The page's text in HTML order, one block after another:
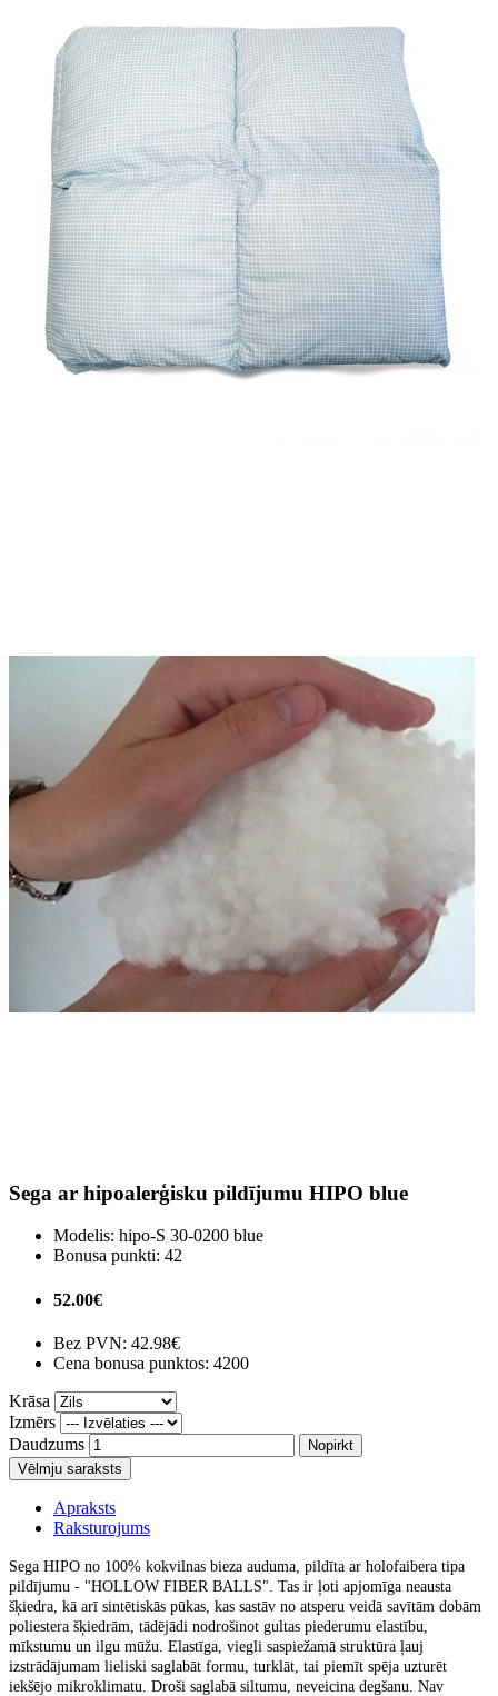
Sega ar hipoalerģisku pildījumu HIPO blue
Modelis: hipo-S 30-0200 blue
Bonusa punkti: 42
52.00€
Bez PVN: 42.98€
Cena bonusa punktos: 4200
Krāsa
Izmērs
Daudzums
Nopirkt
Vēlmju saraksts
Apraksts
Raksturojums
Sega HIPO no 100% kokvilnas bieza auduma, pildīta ar holofaibera tipa
pildījumu - "HOLLOW FIBER BALLS". Tas ir ļoti apjomīga neausta
šķiedra, kā arī sintētiskās pūkas, kas sastāv no atsperu veidā savītām dobām
poliestera šķiedrām, tādējādi nodrošinot gultas piederumu elastību,
mīkstumu un ilgu mūžu. Elastīga, viegli saspiežamā struktūra ļauj
izstrādājumam lieliski saglabāt formu, turklāt, tai piemīt spēja uzturēt
iekšējo mikroklimatu. Droši saglabā siltumu, neveicina degšanu. Nav